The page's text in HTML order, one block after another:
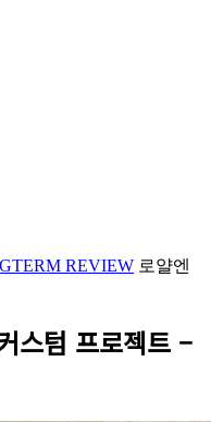
REVIEW 로얄엔
스텀 프로젝트 –